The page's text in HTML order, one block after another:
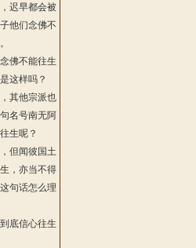
迟早都会被
他们念佛不
佛不能往生
这样吗？
其他宗派也
名号南无阿
生呢？
但闻彼国土
，亦当不得
句话怎么理
底信心往生